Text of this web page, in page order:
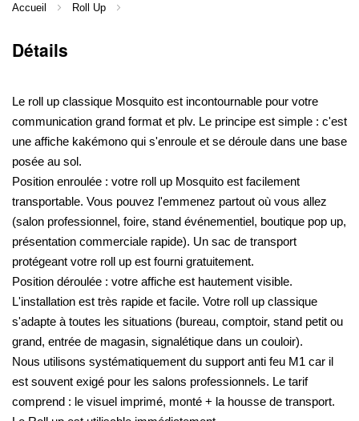
Accueil Roll Up
Détails
Le roll up classique Mosquito est incontournable pour votre
communication grand format et plv. Le principe est simple : c'est
une affiche kakémono qui s'enroule et se déroule dans une base
posée au sol.
Position enroulée : votre roll up Mosquito est facilement
transportable. Vous pouvez l'emmenez partout où vous allez
(salon professionnel, foire, stand événementiel, boutique pop up,
présentation commerciale rapide). Un sac de transport
protégeant votre roll up est fourni gratuitement.
Position déroulée : votre affiche est hautement visible.
L'installation est très rapide et facile. Votre roll up classique
s'adapte à toutes les situations (bureau, comptoir, stand petit ou
grand, entrée de magasin, signalétique dans un couloir).
Nous utilisons systématiquement du support anti feu M1 car il
est souvent exigé pour les salons professionnels. Le tarif
comprend : le visuel imprimé, monté + la housse de transport.